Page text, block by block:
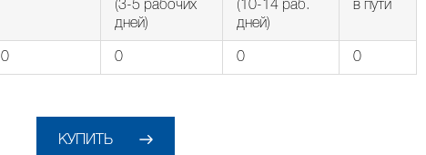
(3-5 рабочих
дней)
(10-14 раб.
дней)
в пути
0 0 0 0
КУПИТЬ